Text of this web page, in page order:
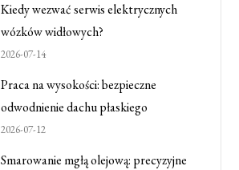
Kiedy wezwać serwis elektrycznych
wózków widłowych?
2026-07-14
Praca na wysokości: bezpieczne
odwodnienie dachu płaskiego
2026-07-12
Smarowanie mgłą olejową: precyzyjne